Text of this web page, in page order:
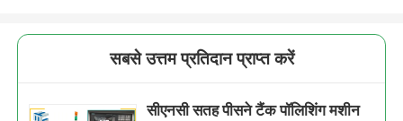
सबसे उत्तम प्रतिदान प्राप्त करें
सीएनसी सतह पीसने टैंक पॉलिशिंग मशीन